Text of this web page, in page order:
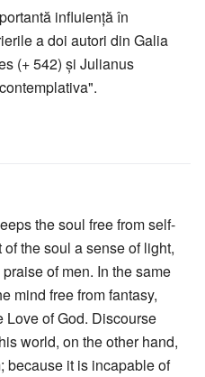
influiență în
a doi autori din Galia
(+ 542) și Julianus
the soul free from self-
the soul a sense of light,
of men. In the same
mind free from fantasy,
Love of God. Discourse
world, on the other hand,
because it is incapable of